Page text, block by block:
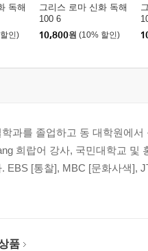
독해
인)
그리스 로마 신화 독해
100 6
10,800원 (10% 할인)
과를 졸업하고 동 대학원에
희랍어 강사, 국민대학교 및
EBS [통찰], MBC [문화사색],
품